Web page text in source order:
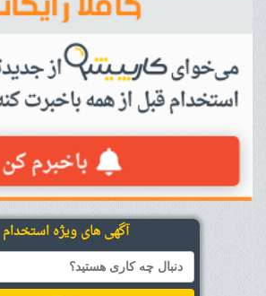
آگهی های ویژه استخدام